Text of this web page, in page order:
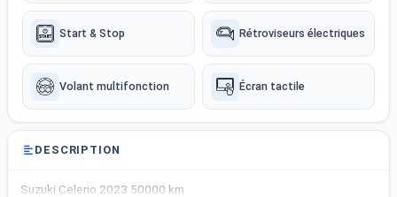
Start & Stop Rétroviseurs électriques
Volant multifonction Écran tactile
DESCRIPTION
Suzuki Celerio 2023 50000 km